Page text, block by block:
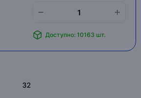
Доступно: 10163 шт.
32